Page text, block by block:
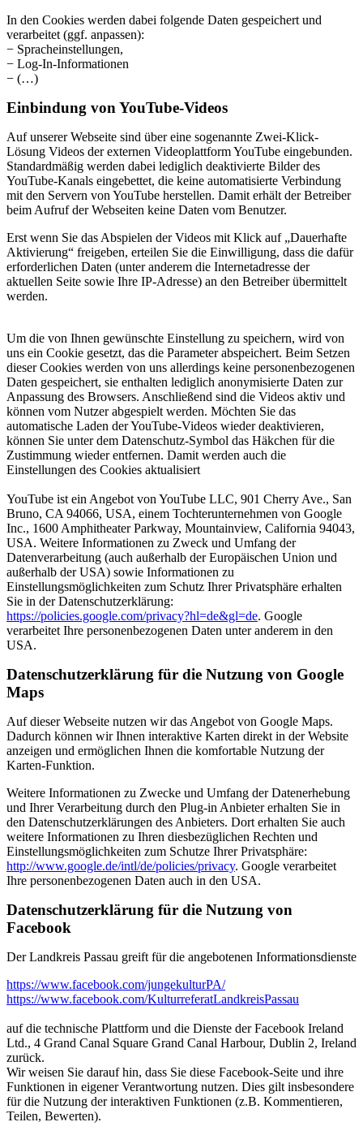
In den Cookies werden dabei folgende Daten gespeichert und
verarbeitet (ggf. anpassen):
− Spracheinstellungen,
− Log-In-Informationen
− (…)
Einbindung von YouTube-Videos
Auf unserer Webseite sind über eine sogenannte Zwei-Klick-
Lösung Videos der externen Videoplattform YouTube eingebunden.
Standardmäßig werden dabei lediglich deaktivierte Bilder des
YouTube-Kanals eingebettet, die keine automatisierte Verbindung
mit den Servern von YouTube herstellen. Damit erhält der Betreiber
beim Aufruf der Webseiten keine Daten vom Benutzer.
Erst wenn Sie das Abspielen der Videos mit Klick auf „Dauerhafte
Aktivierung“ freigeben, erteilen Sie die Einwilligung, dass die dafür
erforderlichen Daten (unter anderem die Internetadresse der
aktuellen Seite sowie Ihre IP-Adresse) an den Betreiber übermittelt
werden.
Um die von Ihnen gewünschte Einstellung zu speichern, wird von
uns ein Cookie gesetzt, das die Parameter abspeichert. Beim Setzen
dieser Cookies werden von uns allerdings keine personenbezogenen
Daten gespeichert, sie enthalten lediglich anonymisierte Daten zur
Anpassung des Browsers. Anschließend sind die Videos aktiv und
können vom Nutzer abgespielt werden. Möchten Sie das
automatische Laden der YouTube-Videos wieder deaktivieren,
können Sie unter dem Datenschutz-Symbol das Häkchen für die
Zustimmung wieder entfernen. Damit werden auch die
Einstellungen des Cookies aktualisiert
YouTube ist ein Angebot von YouTube LLC, 901 Cherry Ave., San
Bruno, CA 94066, USA, einem Tochterunternehmen von Google
Inc., 1600 Amphitheater Parkway, Mountainview, California 94043,
USA. Weitere Informationen zu Zweck und Umfang der
Datenverarbeitung (auch außerhalb der Europäischen Union und
außerhalb der USA) sowie Informationen zu
Einstellungsmöglichkeiten zum Schutz Ihrer Privatsphäre erhalten
Sie in der Datenschutzerklärung:
https://policies.google.com/privacy?hl=de&gl=de. Google
verarbeitet Ihre personenbezogenen Daten unter anderem in den
USA.
Datenschutzerklärung für die Nutzung von Google
Maps
Auf dieser Webseite nutzen wir das Angebot von Google Maps.
Dadurch können wir Ihnen interaktive Karten direkt in der Website
anzeigen und ermöglichen Ihnen die komfortable Nutzung der
Karten-Funktion.
Weitere Informationen zu Zwecke und Umfang der Datenerhebung
und Ihrer Verarbeitung durch den Plug-in Anbieter erhalten Sie in
den Datenschutzerklärungen des Anbieters. Dort erhalten Sie auch
weitere Informationen zu Ihren diesbezüglichen Rechten und
Einstellungsmöglichkeiten zum Schutze Ihrer Privatsphäre:
http://www.google.de/intl/de/policies/privacy. Google verarbeitet
Ihre personenbezogenen Daten auch in den USA.
Datenschutzerklärung für die Nutzung von
Facebook
Der Landkreis Passau greift für die angebotenen Informationsdienste
https://www.facebook.com/jungekulturPA/
https://www.facebook.com/KulturreferatLandkreisPassau
auf die technische Plattform und die Dienste der Facebook Ireland
Ltd., 4 Grand Canal Square Grand Canal Harbour, Dublin 2, Ireland
zurück.
Wir weisen Sie darauf hin, dass Sie diese Facebook-Seite und ihre
Funktionen in eigener Verantwortung nutzen. Dies gilt insbesondere
für die Nutzung der interaktiven Funktionen (z.B. Kommentieren,
Teilen, Bewerten).